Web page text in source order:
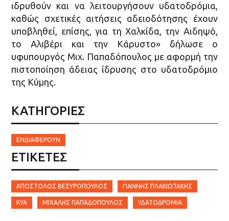
ιδρυθούν και να λειτουργήσουν υδατοδρόμια,
καθώς σχετικές αιτήσεις αδειοδότησης έχουν
υποβληθεί, επίσης, για τη Χαλκίδα, την Αιδηψό,
το Αλιβέρι και την Κάρυστο» δήλωσε ο
υφυπουργός Μιχ. Παπαδόπουλος με αφορμή την
πιστοποίηση άδειας ίδρυσης στο υδατοδρόμιο
της Κύμης.
ΚΑΤΗΓΟΡΙΕΣ
ΕΝΔΙΑΦΈΡΟΥΝ
ΕΤΙΚΈΤΕΣ
ΑΠΌΣΤΟΛΟΣ ΒΕΣΥΡΌΠΟΥΛΟΣ ΓΙΆΝΝΗΣ ΠΛΑΚΙΩΤΆΚΗΣ
ΚΥΑ ΜΙΧΆΛΗΣ ΠΑΠΑΔΌΠΟΥΛΟΣ ΥΔΑΤΟΔΡΌΜΙΑ